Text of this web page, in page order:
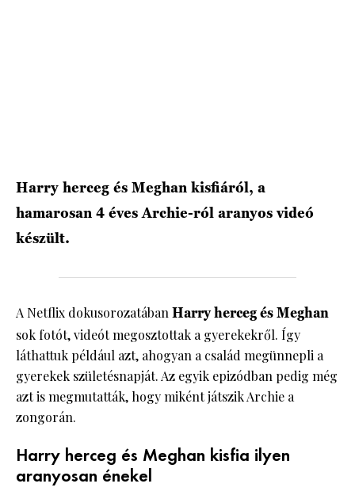
Harry herceg és Meghan kisfiáról, a
hamarosan 4 éves Archie-ról aranyos videó
készült.
A Netflix dokusorozatábanHarry herceg és Meghan
sok fotót, videót megosztottak a gyerekekről. Így
láthattuk például azt, ahogyan a család megünnepli a
gyerekek születésnapját. Az egyik epizódban pedig még
azt is megmutatták, hogy miként játszik Archie a
zongorán.
Harry herceg és Meghan kisfia ilyen
aranyosan énekel